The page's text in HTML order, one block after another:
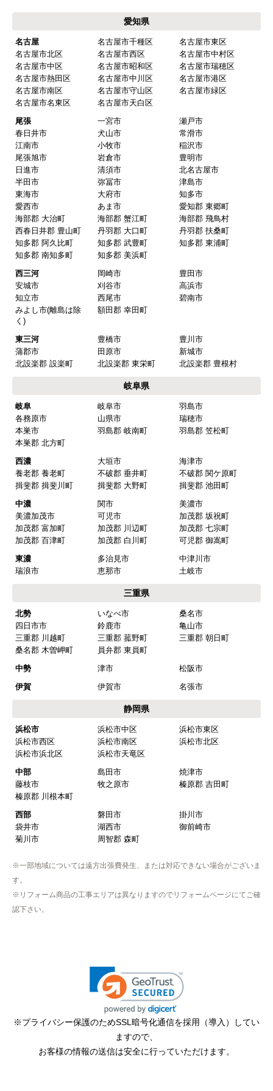
次に何か交換タイミングが来たら、一番の候補先
業者さんです。
ピングーヒサコさん
2025年10月30日 14:53
欲しい商品をスムーズに注文できましたか？
ショップからの連絡や対応は適切でしたか？
予定の期日までに商品が届きましたか？
商品の梱包は必要十分なものでしたか？
はい
【注文商品】換気扇・レンジフー
【このショップを選んだ理由は？】
た
【注文からどのくらいで届きましたか？】
【その他感想・コメント】
マークレさん
2025年10月10日 21:04
欲しい商品をスムーズに注文できましたか？
ショップからの連絡や対応は適切でしたか？
予定の期日までに商品が届きましたか？
はい
商品の梱包は必要十分なものでしたか？
【注文商品】浄水器・整水器 【注文時
期】2025年07月頃（モバイルから）
【このショップを選んだ理由は？】
近隣で安く、評判が良かったため
【注文からどのくらいで届きましたか？】
取付工事の数日前に調整して届けてくれた
作業をされた方はスムーズで親切でした
欲しい商品をスムーズに注文できましたか？
ショップからの連絡や対応は適切でしたか？
はい
予定の期日までに商品が届きましたか？
愛知県
名古屋 名古屋市千種区
名古屋市東区
名古屋市北区
名古屋市西区
名古屋市中村区
名古屋市中区
名古屋市昭和区
名古屋市瑞穂区
名古屋市熱田区
名古屋市中川区
名古屋市港区
名古屋市南区
名古屋市守山区
名古屋市緑区
名古屋市名東区
名古屋市天白区
尾張
一宮市
瀬戸市
春日井市
犬山市
常滑市
江南市
小牧市
稲沢市
尾張旭市
岩倉市
豊明市
日進市
清須市
北名古屋市
半田市
弥冨市
津島市
東海市
大府市
知多市
愛西市
あま市
愛知郡 東郷町
海部郡 大治町
海部郡 蟹江町
海部郡 飛鳥村
西春日井郡 豊山町
丹羽郡 大口町
丹羽郡 扶桑町
知多郡 阿久比町
知多郡 武豊町
知多郡 東浦町
知多郡 南知多町
知多郡 美浜町
西三河
岡崎市
豊田市
安城市
刈谷市
高浜市
知立市
西尾市
碧南市
みよし市(離島は除
く)
額田郡 幸田町
東三河 豊橋市
豊川市
蒲郡市
田原市
新城市
北設楽郡 設楽町
北設楽郡 東栄町 北設楽郡 豊根村
岐阜県
岐阜 岐阜市
羽島市
各務原市
山県市
瑞穂市
本巣市
羽島郡 岐南町
羽島郡 笠松町
本巣郡 北方町
西濃
大垣市
海津市
養老郡 養老町
不破郡 垂井町
不破郡 関ケ原町
揖斐郡 揖斐川町
揖斐郡 大野町
揖斐郡 池田町
中濃
関市
美濃市
美濃加茂市
可児市
加茂郡 坂祝町
加茂郡 富加町
加茂郡 川辺町
加茂郡 七宗町
加茂郡 百津町
加茂郡 白川町
可児郡 御嵩町
東濃
多治見市
中津川市
瑞浪市
恵那市 土岐市
三重県
北勢 いなべ市
桑名市
四日市市
鈴鹿市
亀山市
三重郡 川越町
三重郡 菰野町
三重郡 朝日町
桑名郡 木曽岬町
員弁郡 東員町
中勢
津市
松阪市
伊賀
伊賀市 名張市
静岡県
浜松市 浜松市中区
浜松市東区
浜松市西区
浜松市南区
浜松市北区
浜松市浜北区
浜松市天竜区
中部
島田市
焼津市
藤枝市
牧之原市
榛原郡 吉田町
榛原郡 川根本町
西部
磐田市
掛川市
袋井市
湖西市
御前崎市
菊川市
周智郡 森町
※一部地域については遠方出張費発生、または対応できない場合がございま
す。
※リフォーム商品の工事エリアは異なりますのでリフォームページにてご確
認下さい。
※プライバシー保護のためSSL暗号化通信を採用（導入）してい
ますので、
お客様の情報の送信は安全に行っていただけます。